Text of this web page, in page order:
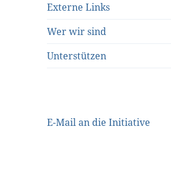
Externe Links
Wer wir sind
Unterstützen
E-Mail an die Initiative